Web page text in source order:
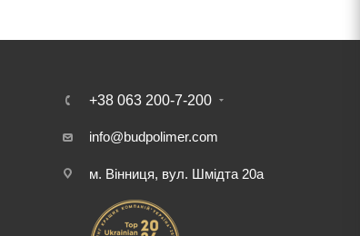
+38 063 200-7-200
info@budpolimer.com
м. Вінниця, вул. Шмідта 20а